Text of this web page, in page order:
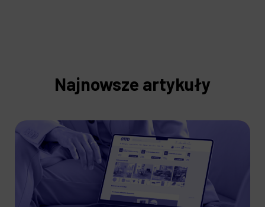
Najnowsze artykuły